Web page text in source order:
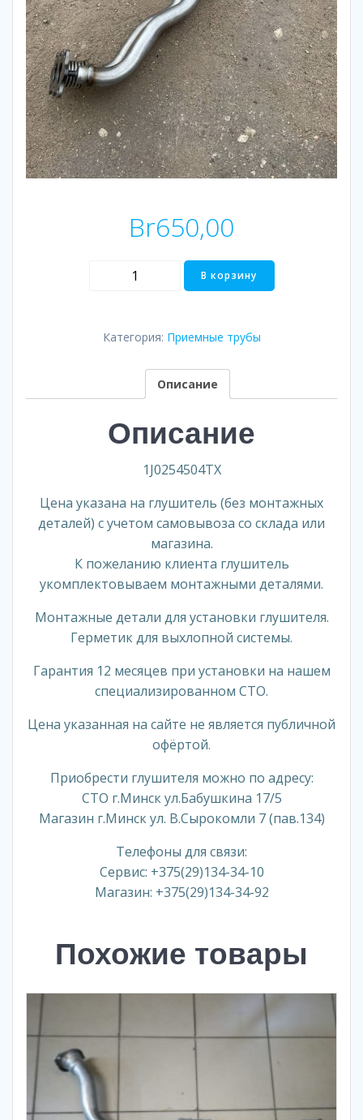
Br650,00
Количество
c
катализатором
SKODA
-
VOLKSWAGEN
BEETLE,
GOLF
IV
2.0i
(1J0254504TX)
В корзину
Категория: Приемные трубы
Описание
Описание
1J0254504TX
Цена указана на глушитель (без монтажных
деталей) с учетом самовывоза со склада или
магазина.
К пожеланию клиента глушитель
укомплектовываем монтажными деталями.
Монтажные детали для установки глушителя.
Герметик для выхлопной системы.
Гарантия 12 месяцев при установки на нашем
специализированном СТО.
Цена указанная на сайте не является публичной
офёртой.
Приобрести глушителя можно по адресу:
СТО г.Минск ул.Бабушкина 17/5
Магазин г.Минск ул. В.Сырокомли 7 (пав.134)
Телефоны для связи:
Сервис: +375(29)134-34-10
Магазин: +375(29)134-34-92
Похожие товары